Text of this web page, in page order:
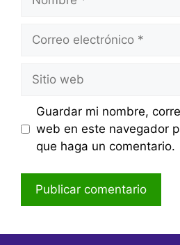
Correo
Sitio
web
Guardar mi nombre,
web en este navegador
que haga un comentario.